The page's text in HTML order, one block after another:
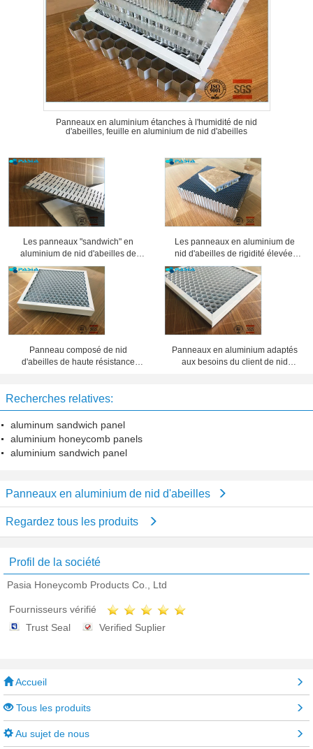
Panneaux en aluminium étanches à l'humidité de nid
d'abeilles, feuille en aluminium de nid d'abeilles
Les panneaux "sandwich" en
aluminium de nid d'abeilles de
preuve saine ont usiné la
préparation de surface
Les panneaux en aluminium de
nid d'abeilles de rigidité élevée,
âme en nid d'abeilles lambrisse 25
millimètres d'épaisseur
Panneau composé de nid
d'abeilles de haute résistance
Panneaux en aluminium adaptés
aux besoins du client de nid
Recherches relatives:
aluminum sandwich panel
aluminium honeycomb panels
aluminium sandwich panel
Panneaux en aluminium de nid d'abeilles
Regardez tous les produits
Profil de la société
Pasia Honeycomb Products Co., Ltd
Fournisseurs vérifié
Trust Seal
Verified Suplier
Accueil
Tous les produits
Au sujet de nous